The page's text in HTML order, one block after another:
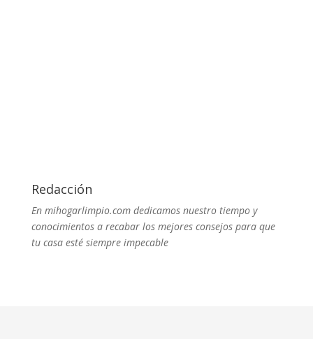
Redacción
En mihogarlimpio.com dedicamos nuestro tiempo y
conocimientos a recabar los mejores consejos para que
tu casa esté siempre impecable